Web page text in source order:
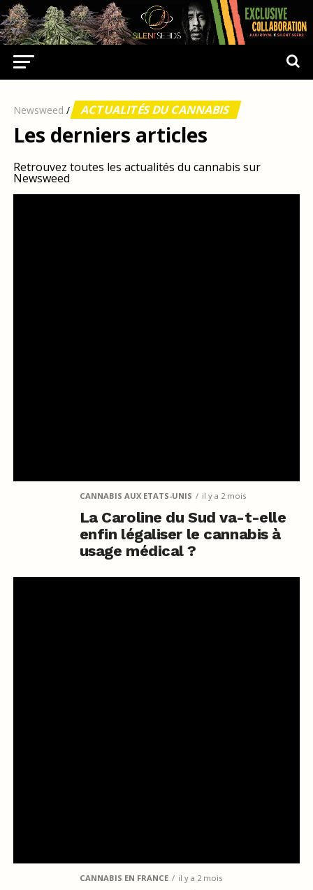
Newsweed / ACTUALITÉS DU CANNABIS
Les derniers articles
Retrouvez toutes les actualités du cannabis sur
Newsweed
CANNABIS AUX ETATS-UNIS il y a 2 mois
La Caroline du Sud va-t-elle
enfin légaliser le cannabis à
usage médical ?
CANNABIS EN FRANCE il y a 2 mois